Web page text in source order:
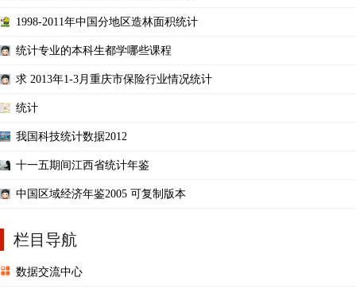
1998-2011年中国分地区造林面积统计
统计专业的本科生都学哪些课程
求 2013年1-3月重庆市保险行业情况统计
统计
我国科技统计数据2012
十一五期间江西省统计年鉴
中国区域经济年鉴2005 可复制版本
栏目导航
数据交流中心